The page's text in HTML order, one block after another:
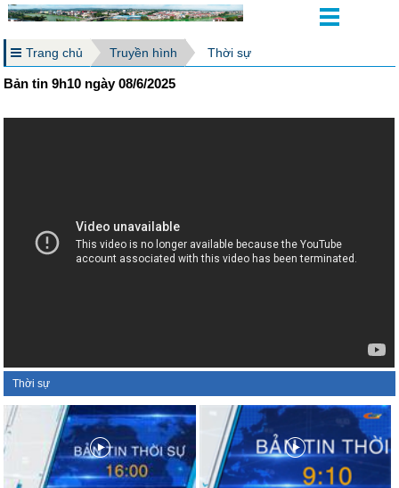
Trang chủ Truyền hình Thời sự
Bản tin 9h10 ngày 08/6/2025
Thời sự